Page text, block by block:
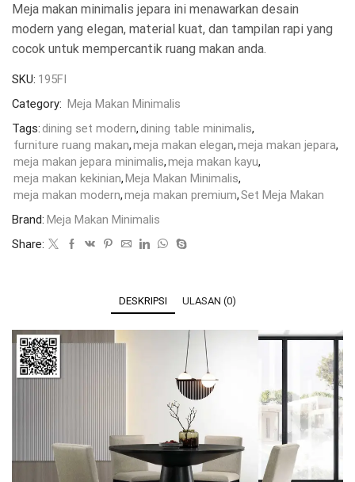
Meja makan minimalis jepara ini menawarkan desain
modern yang elegan, material kuat, dan tampilan rapi yang
cocok untuk mempercantik ruang makan anda.
SKU: 195FI
Category: Meja Makan Minimalis
Tags:dining set modern,dining table minimalis,
furniture ruang makan,meja makan elegan,meja makan jepara,
meja makan jepara minimalis,meja makan kayu,
meja makan kekinian,Meja Makan Minimalis,
meja makan modern,meja makan premium,Set Meja Makan
Brand: Meja Makan Minimalis
Share:
DESKRIPSI ULASAN (0)